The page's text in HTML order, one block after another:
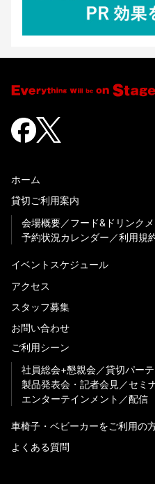
ホーム
貸切ご利用案内
会場概要
フード&ドリンク
予約状況カレンダー
利用規
イベントスケジュール
アクセス
スタッフ募集
お問い合わせ
ご利用シーン
社員総会+懇親会
貸切パー
製品発表会・記者会見
セミ
エンターテインメント
配信
車椅子・ベビーカーをご利用の
よくある質問